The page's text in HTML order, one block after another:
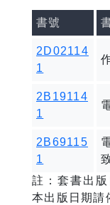
書號
2D02114
1
2B19114
1
2B69115
1
註：套書出
本出版日期請